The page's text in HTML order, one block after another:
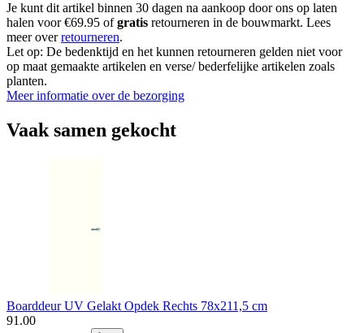
Je kunt dit artikel binnen 30 dagen na aankoop door ons op laten
halen voor €69.95 ofgratis retourneren in de bouwmarkt. Lees
meer overretourneren.
Let op: De bedenktijd en het kunnen retourneren gelden niet voor
op maat gemaakte artikelen en verse/ bederfelijke artikelen zoals
planten.
Meer informatie over de bezorging
Vaak samen gekocht
Boarddeur UV Gelakt Opdek Rechts 78x211,5 cm
91 .00